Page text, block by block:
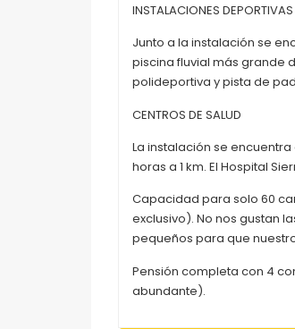
INSTALACIONES DEPORTIVAS
Junto a la instalación se
piscina fluvial más grande
polideportiva y pista de
CENTROS DE SALUD
La instalación se
horas a 1 km. El Hospital
Capacidad para solo 60
exclusivo). No nos gustan
pequeños para que
Pensión completa con 4
abundante).